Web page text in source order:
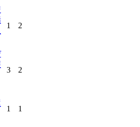
1 2
3 2
1 1